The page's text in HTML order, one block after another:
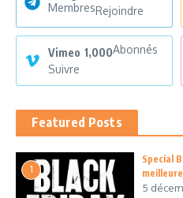
MembresRejoindre
Vimeo 1,000Abonnés
Suivre
Featured Posts
1
Special
5